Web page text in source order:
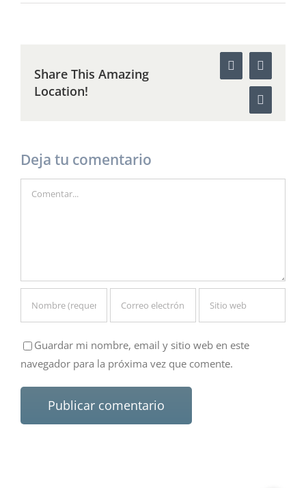
Share This Amazing
Location!
Facebook
Correo
Deja tu comentario
Guardar mi nombre, email y sitio web en este
navegador para la próxima vez que comente.